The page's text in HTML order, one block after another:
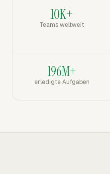
10K+
Teams weltweit
196M+
erledigte Aufgaben